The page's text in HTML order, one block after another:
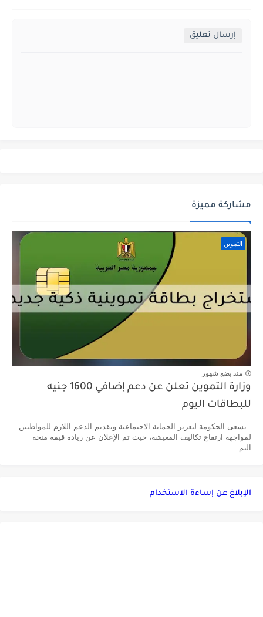
إرسال تعليق
مشاركة مميزة
التموين
منذ بضع شهور
وزارة التموين تعلن عن دعم إضافي 1600 جنيه
للبطاقات اليوم
تسعى الحكومة لتعزيز الحماية الاجتماعية وتقديم الدعم اللازم للمواطنين
لمواجهة ارتفاع تكاليف المعيشة، حيث تم الإعلان عن زيادة قيمة منحة
التم...
الإبلاغ عن إساءة الاستخدام